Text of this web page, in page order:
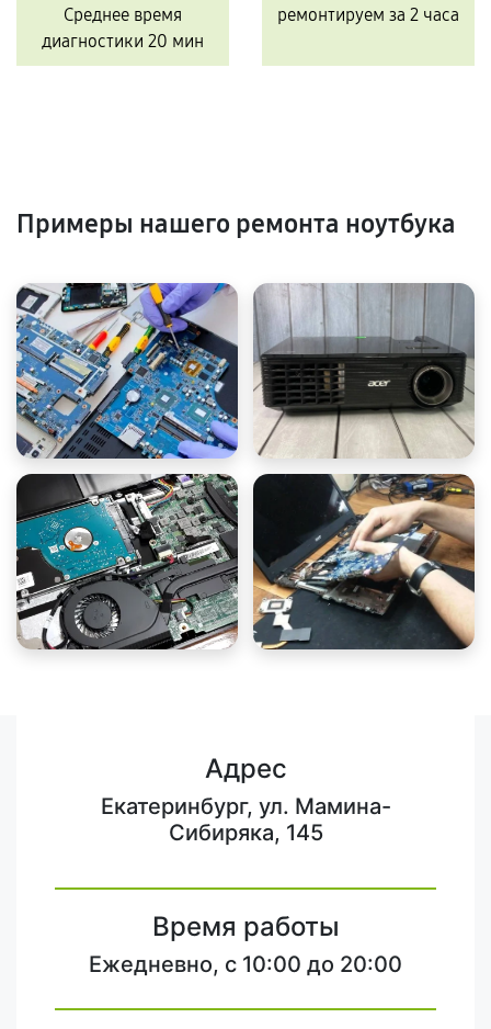
Среднее время
диагностики 20 мин
ремонтируем за 2 часа
Примеры нашего ремонта ноутбука
Адрес
Екатеринбург, ул. Мамина-
Сибиряка, 145
Время работы
Ежедневно, с 10:00 до 20:00